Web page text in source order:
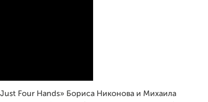
Four Hands» Бориса Никонова и Михаила